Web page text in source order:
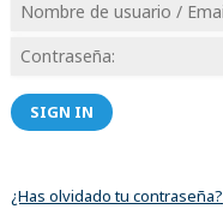
SIGN IN
¿Has olvidado tu contraseña?